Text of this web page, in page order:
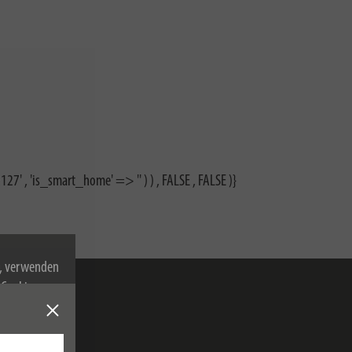
verwenden
zu.
, 'is_smart_home' => '' ) ) , FALSE , FALSE )}